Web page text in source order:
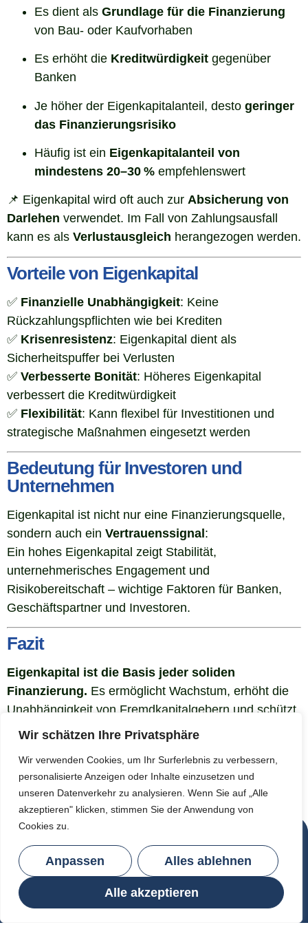
Wir schätzen Ihre Privatsphäre
Wir verwenden Cookies, um Ihr Surferlebnis zu verbessern,
personalisierte Anzeigen oder Inhalte einzusetzen und
unseren Datenverkehr zu analysieren. Wenn Sie auf „Alle
akzeptieren" klicken, stimmen Sie der Anwendung von
Cookies zu.
Anpassen Alles ablehnen
Alle akzeptieren
Es dient als Grundlage für die Finanzierung
von Bau- oder Kaufvorhaben
Es erhöht die Kreditwürdigkeit gegenüber
Banken
Je höher der Eigenkapitalanteil, desto geringer
das Finanzierungsrisiko
Häufig ist ein Eigenkapitalanteil von
mindestens 20–30 % empfehlenswert
📌 Eigenkapital wird oft auch zur Absicherung von
Darlehen verwendet. Im Fall von Zahlungsausfall
kann es als Verlustausgleich herangezogen werden.
Vorteile von Eigenkapital
✅ Finanzielle Unabhängigkeit: Keine
Rückzahlungspflichten wie bei Krediten
✅ Krisenresistenz: Eigenkapital dient als
Sicherheitspuffer bei Verlusten
✅ Verbesserte Bonität: Höheres Eigenkapital
verbessert die Kreditwürdigkeit
✅ Flexibilität: Kann flexibel für Investitionen und
strategische Maßnahmen eingesetzt werden
Bedeutung für Investoren und
Unternehmen
Eigenkapital ist nicht nur eine Finanzierungsquelle,
sondern auch ein Vertrauenssignal :
Ein hohes Eigenkapital zeigt Stabilität,
unternehmerisches Engagement und
Risikobereitschaft – wichtige Faktoren für Banken,
Geschäftspartner und Investoren.
Fazit
Eigenkapital ist die Basis jeder soliden
Finanzierung. Es ermöglicht Wachstum, erhöht die
Unabhängigkeit von Fremdkapitalgebern und schützt
bei wirtschaftlichen Schwankungen. Ob im
Investitionen – Eigenkapital sorgt für Stabilität,
Sicherheit und Handlungsfreiheit.
Informationen
Warum zu uns?
Unsere Leistungen
Rechtliches
Impressum
Datenschutz